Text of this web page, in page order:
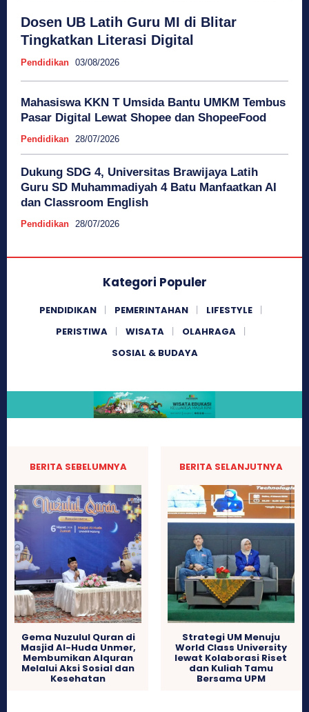
Dosen UB Latih Guru MI di Blitar
Tingkatkan Literasi Digital
Pendidikan 03/08/2026
Mahasiswa KKN T Umsida Bantu UMKM Tembus
Pasar Digital Lewat Shopee dan ShopeeFood
Pendidikan 28/07/2026
Dukung SDG 4, Universitas Brawijaya Latih
Guru SD Muhammadiyah 4 Batu Manfaatkan AI
dan Classroom English
Pendidikan 28/07/2026
Kategori Populer
PENDIDIKAN PEMERINTAHAN
LIFESTYLE
PERISTIWA
WISATA
OLAHRAGA
SOSIAL & BUDAYA
BERITA SEBELUMNYA
Gema Nuzulul Quran di
Masjid Al-Huda Unmer,
Membumikan Alquran
Melalui Aksi Sosial dan
Kesehatan
BERITA SELANJUTNYA
Strategi UM Menuju
World Class University
lewat Kolaborasi Riset
dan Kuliah Tamu
Bersama UPM